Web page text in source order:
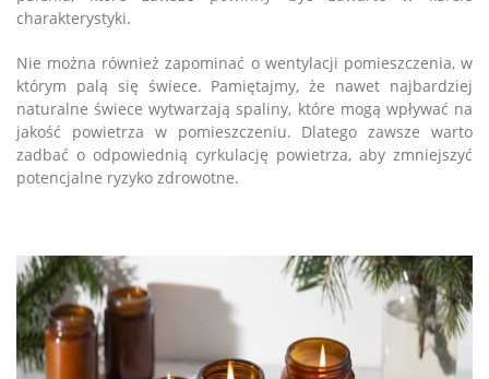
charakterystyki.
Nie można również zapominać o wentylacji pomieszczenia, w
którym palą się świece. Pamiętajmy, że nawet najbardziej
naturalne świece wytwarzają spaliny, które mogą wpływać na
jakość powietrza w pomieszczeniu. Dlatego zawsze warto
zadbać o odpowiednią cyrkulację powietrza, aby zmniejszyć
potencjalne ryzyko zdrowotne.